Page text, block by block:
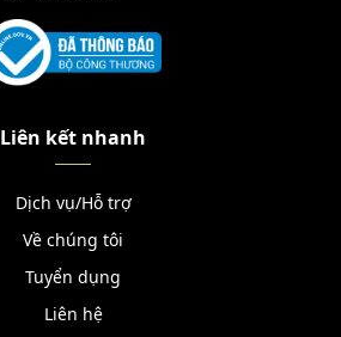
Liên kết nhanh
Dịch vụ/Hỗ trợ
Về chúng tôi
Tuyển dụng
Liên hệ